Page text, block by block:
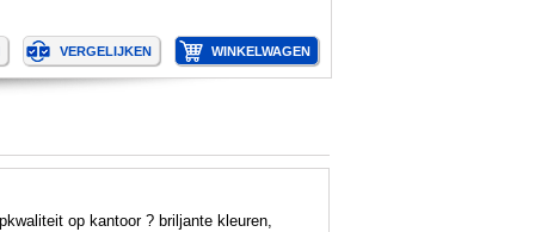
op kantoor ? briljante kleuren,